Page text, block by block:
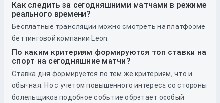
Как следить за сегодняшними матчами в режиме
реального времени?
Бесплатные трансляции можно смотреть на платформе
беттинговой компании Leon.
По каким критериям формируются топ ставки на
спорт на сегодняшние матчи?
Ставка дня формируется по тем же критериям, что и
обычная. Но с учетом повышенного интереса со стороны
болельщиков подобное событие обретает особый